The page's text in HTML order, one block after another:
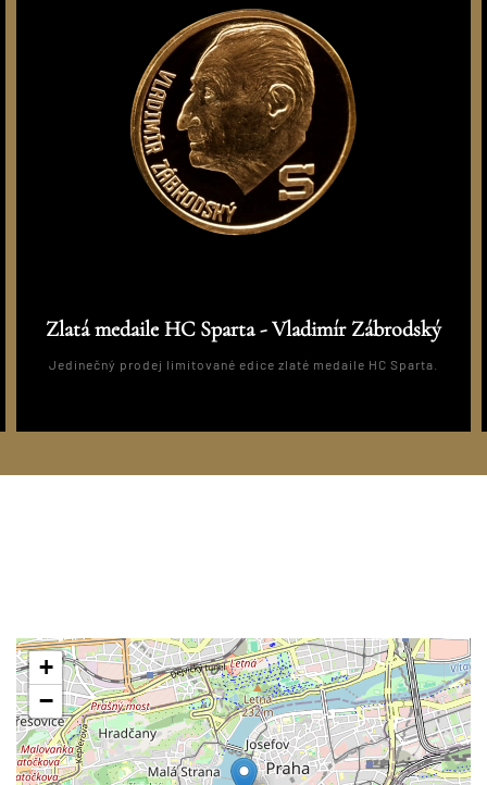
Zlatá medaile HC Sparta - Vladimír Zábrodský
Jedinečný prodej limitované edice zlaté medaile HC Sparta.
+
−